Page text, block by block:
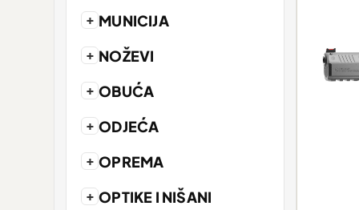
+ MUNICIJA
+ NOŽEVI
+ OBUĆA
+ ODJEĆA
+ OPREMA
+ OPTIKE I NIŠANI